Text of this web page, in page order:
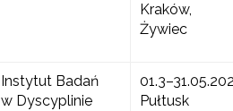
Kraków,
Żywiec
Instytut Badań
w Dyscyplinie
Pułtusk